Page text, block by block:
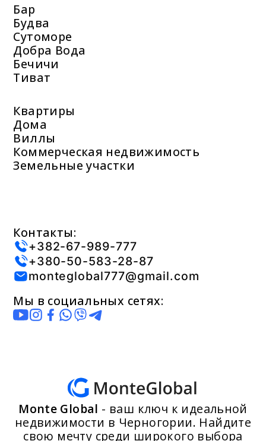
Бар
Будва
Сутоморе
Добра Вода
Бечичи
Тиват
Квартиры
Дома
Виллы
Коммерческая недвижимость
Земельные участки
Контакты:
+382-67-989-777
+380-50-583-28-87
monteglobal777@gmail.com
Мы в социальных сетях:
Monte Global - ваш ключ к идеальной
недвижимости в Черногории. Найдите
свою мечту среди широкого выбора